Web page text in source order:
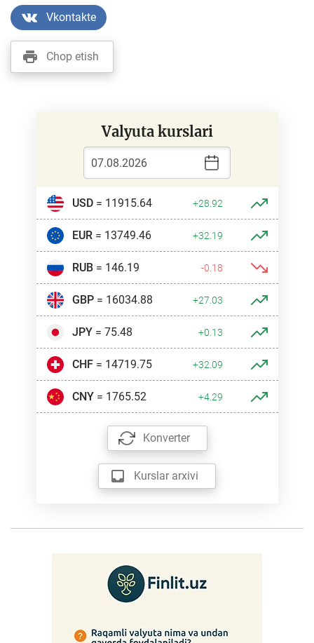
Vkontakte
Chop etish
Valyuta kurslari
USD= 11915.64 +28.92
EUR= 13749.46 +32.19
RUB= 146.19 -0.18
GBP= 16034.88 +27.03
JPY= 75.48 +0.13
CHF= 14719.75 +32.09
CNY= 1765.52 +4.29
Konverter
Kurslar arxivi